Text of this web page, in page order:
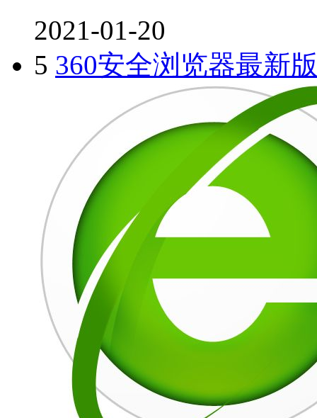
2021-01-20
5 360安全浏览器最新